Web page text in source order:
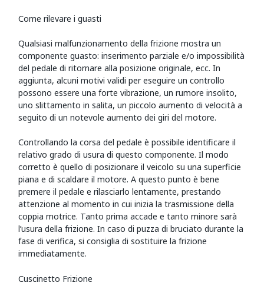
Come rilevare i guasti
Qualsiasi malfunzionamento della frizione mostra un
componente guasto: inserimento parziale e/o impossibilità
del pedale di ritornare alla posizione originale, ecc. In
aggiunta, alcuni motivi validi per eseguire un controllo
possono essere una forte vibrazione, un rumore insolito,
uno slittamento in salita, un piccolo aumento di velocità a
seguito di un notevole aumento dei giri del motore.
Controllando la corsa del pedale è possibile identificare il
relativo grado di usura di questo componente. Il modo
corretto è quello di posizionare il veicolo su una superficie
piana e di scaldare il motore. A questo punto è bene
premere il pedale e rilasciarlo lentamente, prestando
attenzione al momento in cui inizia la trasmissione della
coppia motrice. Tanto prima accade e tanto minore sarà
l’usura della frizione. In caso di puzza di bruciato durante la
fase di verifica, si consiglia di sostituire la frizione
immediatamente.
Cuscinetto Frizione